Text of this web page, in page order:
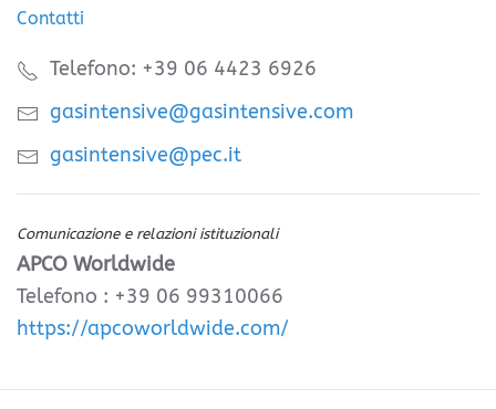
Contatti
Telefono: +39 06 4423 6926
gasintensive@gasintensive.com
gasintensive@pec.it
Comunicazione e relazioni istituzionali
APCO Worldwide
Telefono : +39 06 99310066
https://apcoworldwide.com/